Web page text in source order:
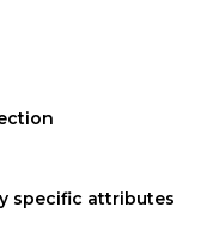
specific attributes